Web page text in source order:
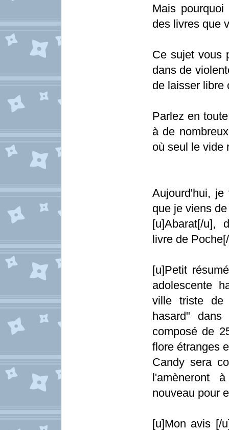
Mais
des livres que
Ce sujet vous
dans de
de laisser libre
Parlez en
à de
où seul le vide
Aujourd'hui,
que je viens
[u]Abarat[/u],
livre de
[u]Petit
adolescente
ville triste de
hasard"
composé de
flore étranges
Candy sera
l'amèneront
nouveau pour
[u]Mon avis [/